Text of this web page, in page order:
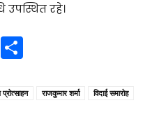
उपस्थित रहे।
Pi
nt
arराजकुमार शर्मा
विदाई समारोह